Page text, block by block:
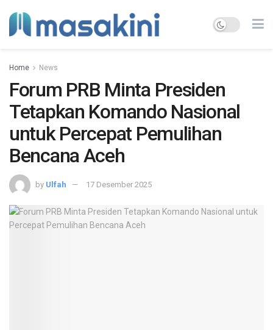
Home News
Forum PRB Minta Presiden
Tetapkan Komando Nasional
untuk Percepat Pemulihan
Bencana Aceh
by Ulfah 17 Desember 2025